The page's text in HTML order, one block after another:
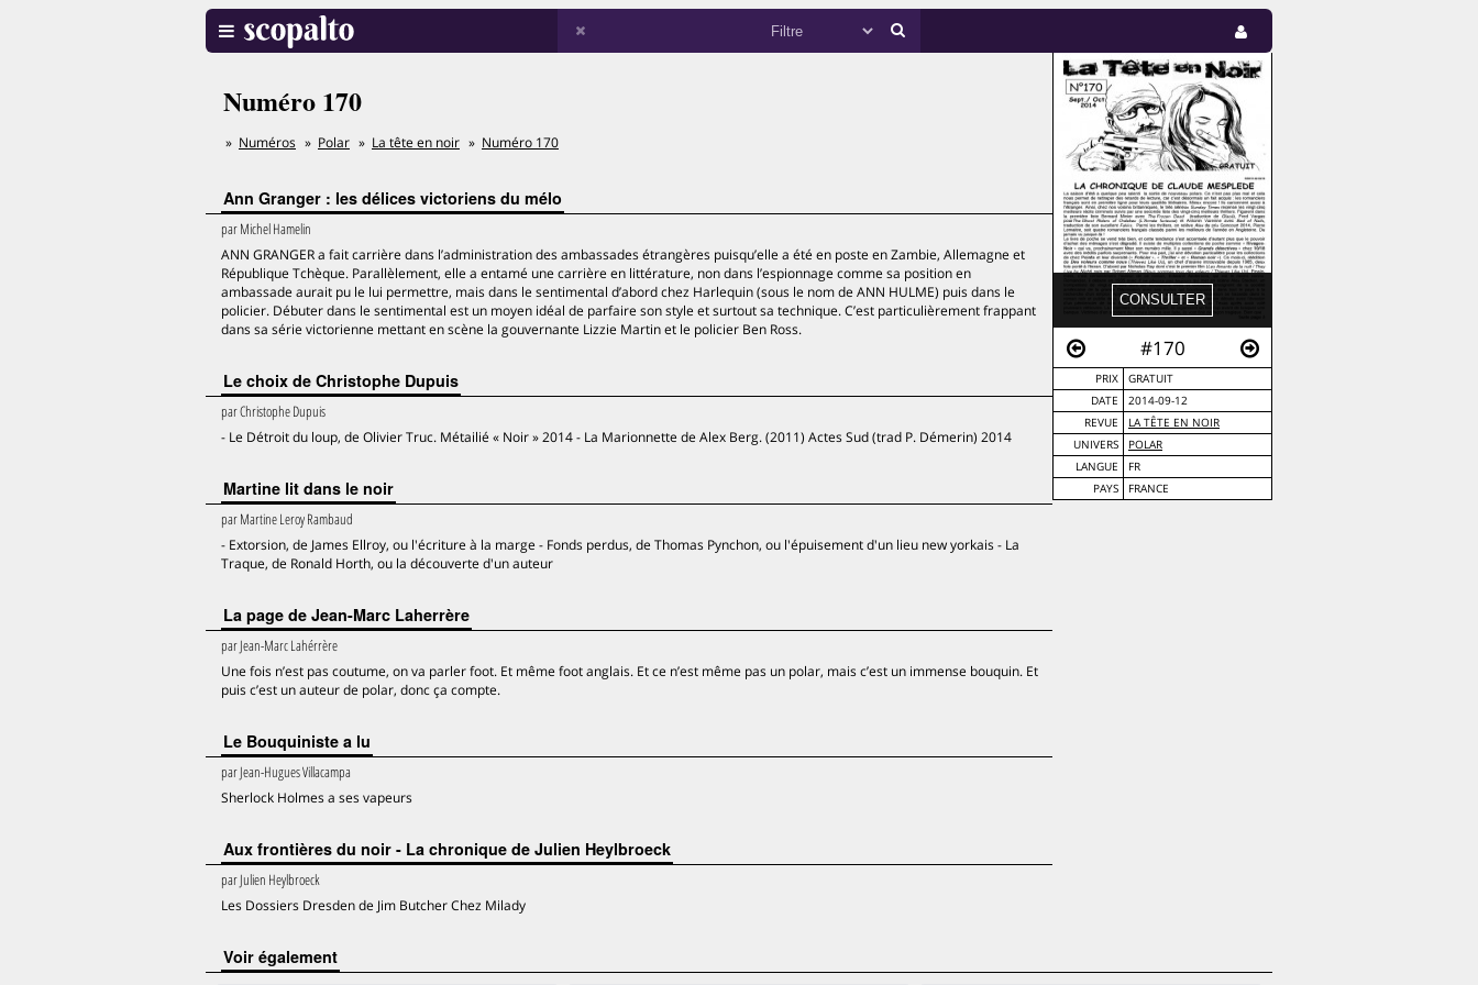
#170
PRIX
GRATUIT
DATE
2014-09-12
REVUE
LA TÊTE EN NOIR
UNIVERS
POLAR
LANGUE
FR
PAYS
FRANCE
Numéro 170
Numéros Polar La tête en noir Numéro 170
Ann Granger : les délices victoriens du mélo
parMichel Hamelin
ANN GRANGER a fait carrière dans l’administration des ambassades étrangères puisqu’elle a été en poste en Zambie, Allemagne et
République Tchèque. Parallèlement, elle a entamé une carrière en littérature, non dans l’espionnage comme sa position en
ambassade aurait pu le lui permettre, mais dans le sentimental d’abord chez Harlequin (sous le nom de ANN HULME) puis dans le
policier. Débuter dans le sentimental est un moyen idéal de parfaire son style et surtout sa technique. C’est particulièrement frappant
dans sa série victorienne mettant en scène la gouvernante Lizzie Martin et le policier Ben Ross.
Le choix de Christophe Dupuis
parChristophe Dupuis
- Le Détroit du loup, de Olivier Truc. Métailié « Noir » 2014 - La Marionnette de Alex Berg. (2011) Actes Sud (trad P. Démerin) 2014
Martine lit dans le noir
parMartine Leroy Rambaud
- Extorsion, de James Ellroy, ou l'écriture à la marge - Fonds perdus, de Thomas Pynchon, ou l'épuisement d'un lieu new yorkais - La
Traque, de Ronald Horth, ou la découverte d'un auteur
La page de Jean-Marc Laherrère
parJean-Marc Lahérrère
Une fois n’est pas coutume, on va parler foot. Et même foot anglais. Et ce n’est même pas un polar, mais c’est un immense bouquin. Et
puis c’est un auteur de polar, donc ça compte.
Le Bouquiniste a lu
parJean-Hugues Villacampa
Sherlock Holmes a ses vapeurs
Aux frontières du noir - La chronique de Julien Heylbroeck
parJulien Heylbroeck
Les Dossiers Dresden de Jim Butcher Chez Milady
voir également